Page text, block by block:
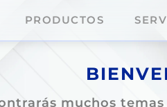
PRODUCTOS
muchos